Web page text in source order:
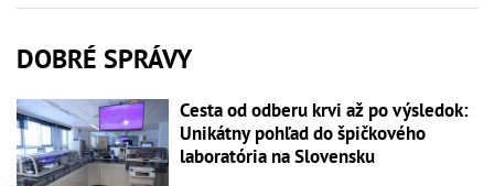
DOBRÉ SPRÁVY
Cesta od odberu krvi až po výsledok:
Unikátny pohľad do špičkového
laboratória na Slovensku